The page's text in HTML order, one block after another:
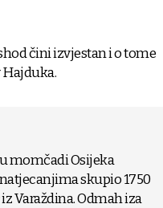
čini izvjestan i o tome
Hajduka.
momčadi Osijeka
skupio 1750
Varaždina. Odmah iza